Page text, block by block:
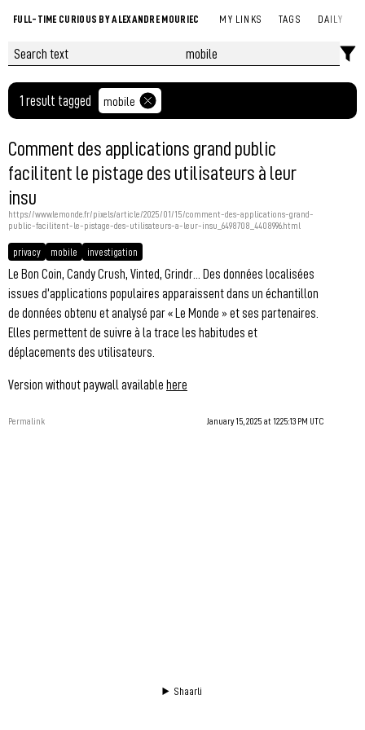
FULL-TIME CURIOUS BY ALEXANDRE MOURIEC MY LINKS TAGS DAILY
1 result tagged mobile
Comment des applications grand public
facilitent le pistage des utilisateurs à leur
insu
https://www.lemonde.fr/pixels/article/2025/01/15/comment-des-applications-grand-
public-facilitent-le-pistage-des-utilisateurs-a-leur-insu_6498708_4408996.html
privacy mobile investigation
Le Bon Coin, Candy Crush, Vinted, Grindr… Des données localisées
issues d’applications populaires apparaissent dans un échantillon
de données obtenu et analysé par « Le Monde » et ses partenaires.
Elles permettent de suivre à la trace les habitudes et
déplacements des utilisateurs.
Version without paywall availablehere
Permalink January 15, 2025 at 12:25:13 PM UTC
Shaarli